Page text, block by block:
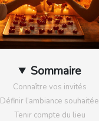
Sommaire
Connaître vos invités
Définir l’ambiance souhaitée
Tenir compte du lieu